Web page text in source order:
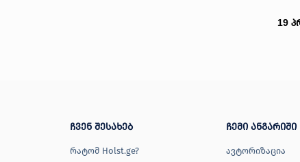
19
ჩვენ შესახებ
რატომ Holst.ge?
ჩემი ანგარიში
ავტორიზაცია